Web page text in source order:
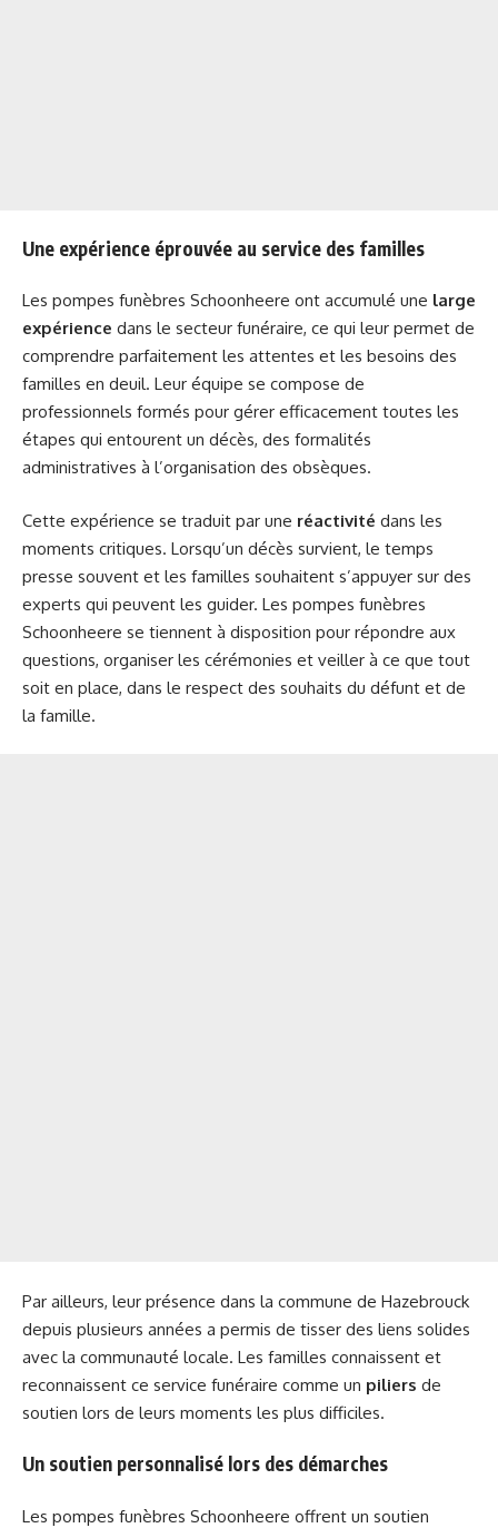
Une expérience éprouvée au service des familles
Les pompes funèbres Schoonheere ont accumulé une large
expérience dans le secteur funéraire, ce qui leur permet de
comprendre parfaitement les attentes et les besoins des
familles en deuil. Leur équipe se compose de
professionnels formés pour gérer efficacement toutes les
étapes qui entourent un décès, des formalités
administratives à l’organisation des obsèques.
Cette expérience se traduit par une réactivité dans les
moments critiques. Lorsqu’un décès survient, le temps
presse souvent et les familles souhaitent s’appuyer sur des
experts qui peuvent les guider. Les pompes funèbres
Schoonheere se tiennent à disposition pour répondre aux
questions, organiser les cérémonies et veiller à ce que tout
soit en place, dans le respect des souhaits du défunt et de
la famille.
Par ailleurs, leur présence dans la commune de Hazebrouck
depuis plusieurs années a permis de tisser des liens solides
avec la communauté locale. Les familles connaissent et
reconnaissent ce service funéraire comme un piliers de
soutien lors de leurs moments les plus difficiles.
Un soutien personnalisé lors des démarches
Les pompes funèbres Schoonheere offrent un soutien